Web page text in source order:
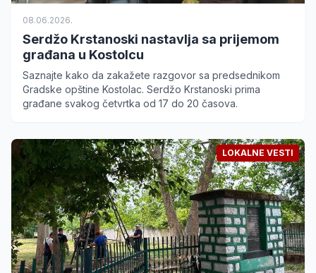
08.06.2026.
Serdžo Krstanoski nastavlja sa prijemom
građana u Kostolcu
Saznajte kako da zakažete razgovor sa predsednikom
Gradske opštine Kostolac. Serdžo Krstanoski prima
građane svakog četvrtka od 17 do 20 časova.
LOKALNE VESTI